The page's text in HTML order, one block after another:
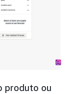
produto ou